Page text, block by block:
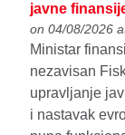
javne
on 04/08/2026
Ministar
nezavisan
upravljanje
i nastavak